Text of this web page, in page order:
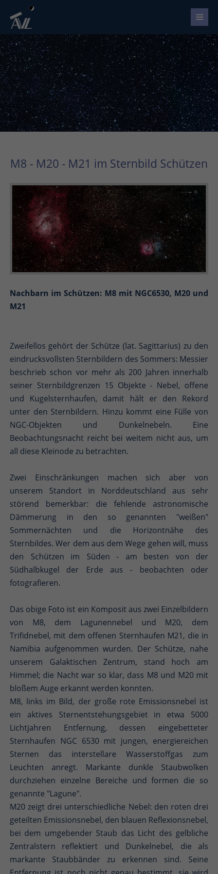
M8 - M20 - M21 im Sternbild Schützen
Nachbarn im Schützen: M8 mit NGC6530, M20 und
M21
Zweifellos gehört der Schütze (lat. Sagittarius) zu den
eindrucksvollsten Sternbildern des Sommers: Messier
beschrieb schon vor mehr als 200 Jahren innerhalb
seiner Sternbildgrenzen 15 Objekte - Nebel, offene
und Kugelsternhaufen, damit hält er den Rekord
unter den Sternbildern. Hinzu kommt eine Fülle von
NGC-Objekten und Dunkelnebeln. Eine
Beobachtungsnacht reicht bei weitem nicht aus, um
all diese Kleinode zu betrachten.
Zwei Einschränkungen machen sich aber von
unserem Standort in Norddeutschland aus sehr
störend bemerkbar: die fehlende astronomische
Dämmerung in den so genannten "weißen"
Sommernächten und die Horizontnähe des
Sternbildes. Wer dem aus dem Wege gehen will, muss
den Schützen im Süden - am besten von der
Südhalbkugel der Erde aus - beobachten oder
fotografieren.
Das obige Foto ist ein Komposit aus zwei Einzelbildern
von M8, dem Lagunennebel und M20, dem
Trifidnebel, mit dem offenen Sternhaufen M21, die in
Namibia aufgenommen wurden. Der Schütze, nahe
unserem Galaktischen Zentrum, stand hoch am
Himmel; die Nacht war so klar, dass M8 und M20 mit
bloßem Auge erkannt werden konnten.
M8, links im Bild, der große rote Emissionsnebel ist
ein aktives Sternentstehungsgebiet in etwa 5000
Lichtjahren Entfernung, dessen eingebetteter
Sternhaufen NGC 6530 mit jungen, energiereichen
Sternen das interstellare Wasserstoffgas zum
Leuchten anregt. Markante dunkle Staubwolken
durchziehen einzelne Bereiche und formen die so
genannte "Lagune".
M20 zeigt drei unterschiedliche Nebel: den roten drei
geteilten Emissionsnebel, den blauen Reflexionsnebel,
bei dem umgebender Staub das Licht des gelbliche
Zentralstern reflektiert und Dunkelnebel, die als
markante Staubbänder zu erkennen sind. Seine